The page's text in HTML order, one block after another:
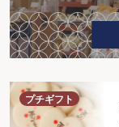
プチギフト